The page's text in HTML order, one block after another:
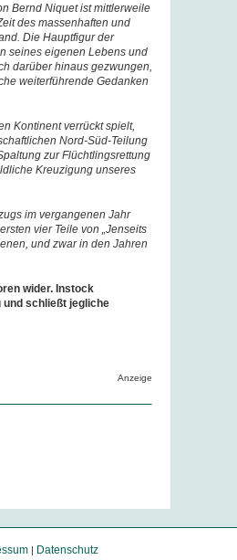
Bernd Niquet ist mittlerweile
des massenhaften und
Die Hauptfigur der
seines eigenen Lebens und
darüber hinaus gezwungen,
weiterführende Gedanken
Kontinent verrückt spielt,
Nord-Süd-Teilung
zur Flüchtlingsrettung
Kreuzigung unseres
im vergangenen Jahr
vier Teile von „Jenseits
und zwar in den Jahren
wider. Instock
schließt jegliche
Anzeige
| Datenschutz